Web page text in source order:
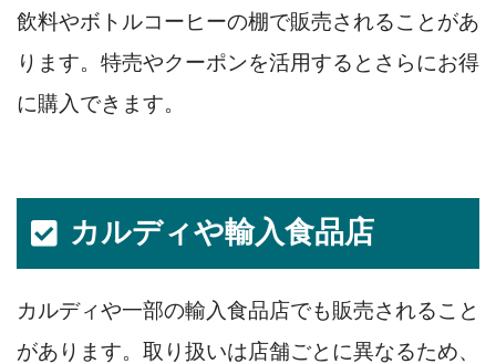
飲料やボトルコーヒーの棚で販売されることがあ
ります。特売やクーポンを活用するとさらにお得
に購入できます。
カルディや輸入食品店
カルディや一部の輸入食品店でも販売されること
があります。取り扱いは店舗ごとに異なるため、